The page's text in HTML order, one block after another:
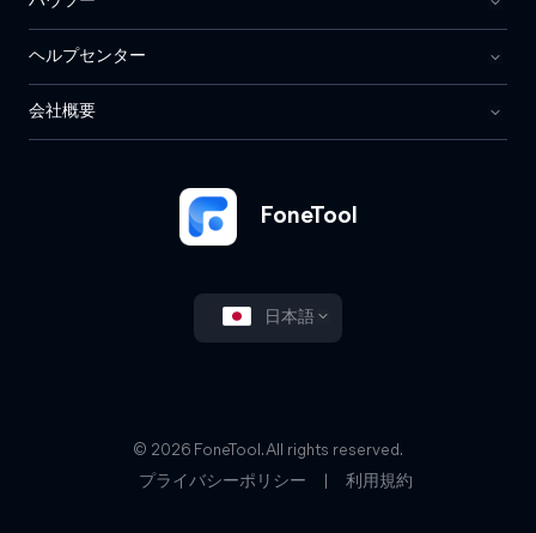
FoneTool
日本語
ヘルプセンター
会社概要
© 2026 FoneTool. All rights reserved.
プライバシーポリシー
利用規約